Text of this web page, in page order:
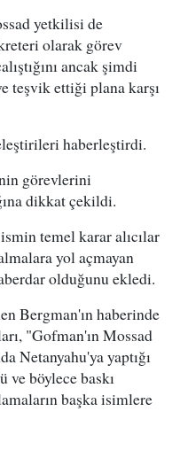
yetkilisi de
olarak görev
ancak şimdi
teşvik ettiği plana karşı
haberleştirdi.
görevlerini
dikkat çekildi.
temel karar alıcılar
yol açmayan
olduğunu ekledi.
Bergman'ın haberinde
"Gofman'ın Mossad
Netanyahu'ya yaptığı
böylece baskı
başka isimlere